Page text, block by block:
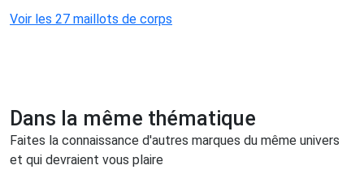
Voir les 27 maillots de corps
Dans la même thématique
Faites la connaissance d'autres marques du même univers
et qui devraient vous plaire